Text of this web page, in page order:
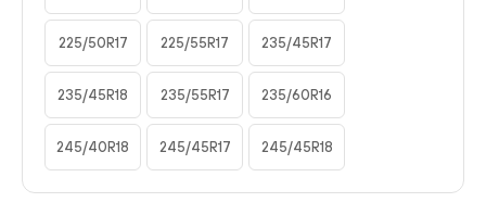
225/50R17 225/55R17 235/45R17
235/45R18 235/55R17 235/60R16
245/40R18 245/45R17 245/45R18